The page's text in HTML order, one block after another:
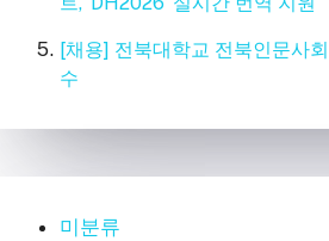
[채용] 전북대학교 전북인문사
수
미분류